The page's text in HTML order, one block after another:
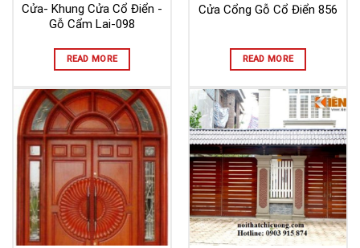
Cửa- Khung Cửa Cổ Điển -
Gỗ Cẩm Lai-098
READ MORE
Cửa Cổng Gỗ Cổ Điển 856
READ MORE